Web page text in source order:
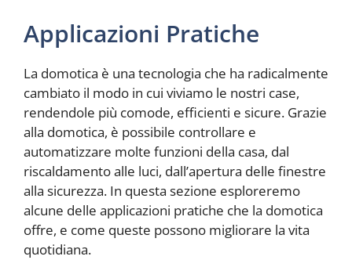
Applicazioni Pratiche
La domotica è una tecnologia che ha radicalmente
cambiato il modo in cui viviamo le nostri case,
rendendole più comode, efficienti e sicure. Grazie
alla domotica, è possibile controllare e
automatizzare molte funzioni della casa, dal
riscaldamento alle luci, dall’apertura delle finestre
alla sicurezza. In questa sezione esploreremo
alcune delle applicazioni pratiche che la domotica
offre, e come queste possono migliorare la vita
quotidiana.